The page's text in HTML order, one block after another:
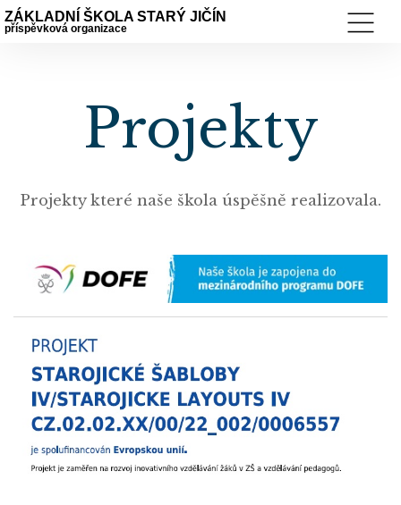
ZÁKLADNÍ ŠKOLA STARÝ JIČÍN
příspěvková organizace
Projekty
Projekty které naše škola úspěšně realizovala.